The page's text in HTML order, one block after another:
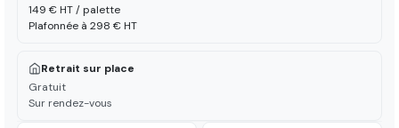
149 € HT / palette
Plafonnée à 298 € HT
Retrait sur place
Gratuit
Sur rendez-vous